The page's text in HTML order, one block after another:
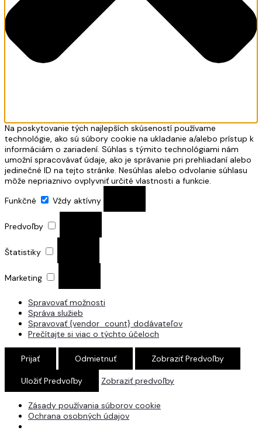
Na poskytovanie tých najlepších skúseností používame
technológie, ako sú súbory cookie na ukladanie a/alebo prístup k
informáciám o zariadení. Súhlas s týmito technológiami nám
umožní spracovávať údaje, ako je správanie pri prehliadaní alebo
jedinečné ID na tejto stránke. Nesúhlas alebo odvolanie súhlasu
môže nepriaznivo ovplyvniť určité vlastnosti a funkcie.
Funkčné
Vždy aktívny
Predvoľby
Štatistiky
Marketing
Spravovať možnosti
Správa služieb
Spravovať {vendor_count} dodávateľov
Prečítajte si viac o týchto účeloch
Prijať Odmietnuť Zobraziť Predvoľby
Uložiť Predvoľby Zobraziť predvoľby
Zásady používania súborov cookie
Ochrana osobných údajov